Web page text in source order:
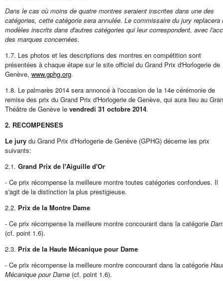
Dans le cas où moins de quatre montres seraient inscrites dans une des
catégories, cette catégorie sera annulée. Le commissaire du jury replacera
modèles inscrits dans d'autres catégories qui leur correspondent, avec
des marques concernées.
1.7. Les photos et les descriptions des montres en compétition sont
présentées à chaque étape sur le site officiel du Grand Prix d'Horlogerie de
Genève, www.gphg.org.
1.8. Le palmarès 2014 sera annoncé à l'occasion de la 14e cérémonie de
remise des prix du Grand Prix d'Horlogerie de Genève, qui aura lieu au
Théâtre de Genève le vendredi 31 octobre 2014.
2. RECOMPENSES
Le jury du Grand Prix d'Horlogerie de Genève (GPHG) décerne les prix
suivants:
2.1. Grand Prix de l'Aiguille d'Or
- Ce prix récompense la meilleure montre toutes catégories confondues. Il
s'agit de la distinction la plus prestigieuse.
2.2. Prix de la Montre Dame
- Ce prix récompense la meilleure montre concourant dans la catégorie
(cf. point 1.6).
2.3. Prix de la Haute Mécanique pour Dame
- Ce prix récompense la meilleure montre concourant dans la catégorie
Mécanique pour Dame (cf. point 1.6).